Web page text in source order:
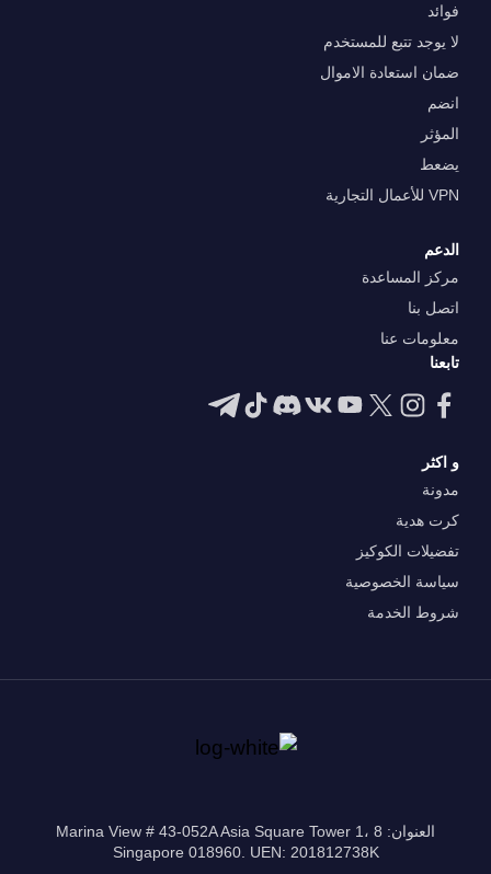
فوائد
لا يوجد تتبع للمستخدم
ضمان استعادة الاموال
انضم
المؤثر
يضعط
VPN للأعمال التجارية
الدعم
مركز المساعدة
اتصل بنا
معلومات عنا
تابعنا
و اكثر
مدونة
كرت هدية
تفضيلات الكوكيز
سياسة الخصوصية
شروط الخدمة
العنوان: 8 Marina View # 43-052A Asia Square Tower 1،
Singapore 018960. UEN: 201812738K